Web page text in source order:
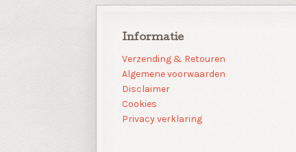
Informatie
Verzending & Retouren
Algemene voorwaarden
Disclaimer
Cookies
Privacy verklaring